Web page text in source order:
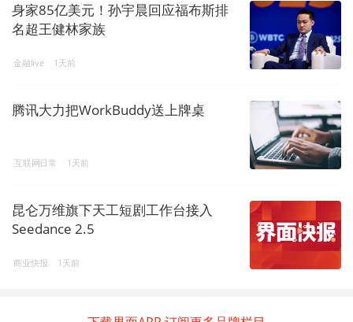
身家85亿美元！孙宇晨回应福布斯排
名超王健林家族
金融live 1天前
腾讯大力把WorkBuddy送上牌桌
互联网日常 1天前
昆仑万维旗下天工短剧工作台接入
Seedance 2.5
商业快报 1天前